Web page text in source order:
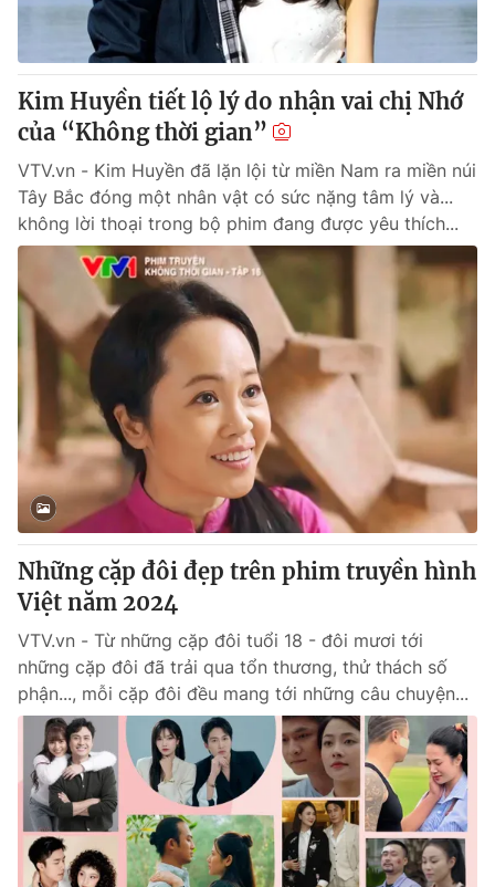
Kim Huyền tiết lộ lý do nhận vai chị Nhớ
của “Không thời gian”
VTV.vn - Kim Huyền đã lặn lội từ miền Nam ra miền núi
Tây Bắc đóng một nhân vật có sức nặng tâm lý và...
không lời thoại trong bộ phim đang được yêu thích...
Những cặp đôi đẹp trên phim truyền hình
Việt năm 2024
VTV.vn - Từ những cặp đôi tuổi 18 - đôi mươi tới
những cặp đôi đã trải qua tổn thương, thử thách số
phận..., mỗi cặp đôi đều mang tới những câu chuyện...